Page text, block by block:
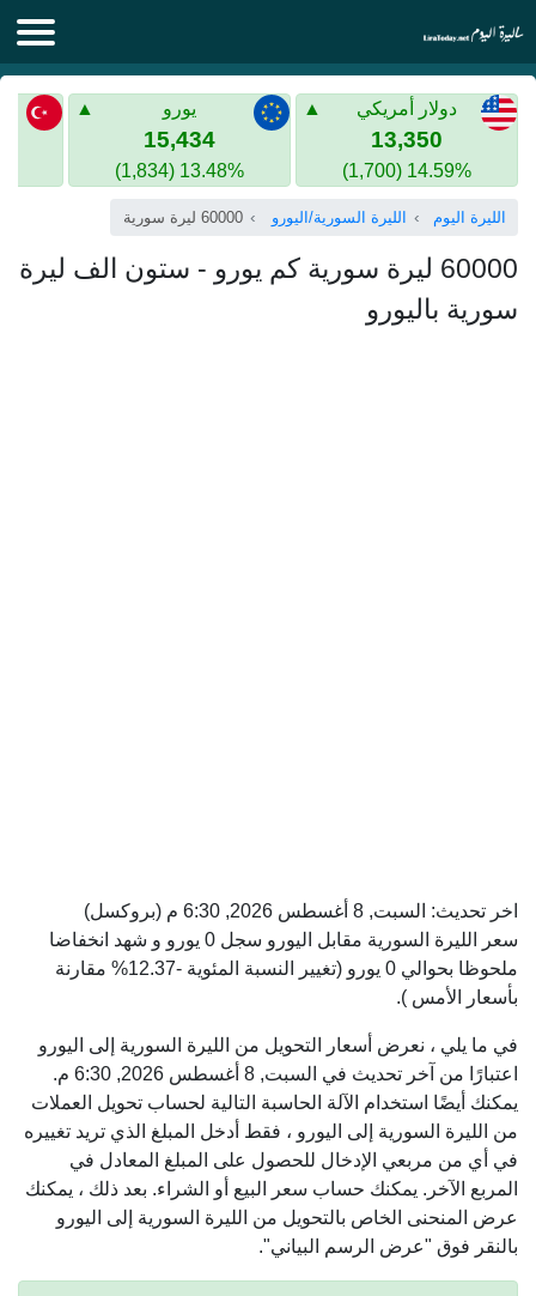
الليرة اليوم
الليرة السورية
الذهب في سوريا
الليرة التركية
الليرة التركية
الذهب في تركيا
اليورو الى الليرة التركية
دولار أمريكي
13,350
14.59% (1,700)
يورو
15,434
13.48% (1,834)
الليرة اليوم الليرة السورية/اليورو 60000 ليرة سورية
60000 ليرة سورية كم يورو - ستون الف ليرة
سورية باليورو
اخر تحديث: السبت, 8 أغسطس 2026, 6:30 م
(بروكسل)
سعر الليرة السورية مقابل اليورو سجل 0 يورو و شهد انخفاضا
ملحوظا بحوالي 0 يورو (تغيير النسبة المئوية -12.37% مقارنة
بأسعار الأمس ).
في ما يلي ، نعرض أسعار التحويل من الليرة السورية إلى اليورو
اعتبارًا من آخر تحديث في السبت, 8 أغسطس 2026, 6:30 م.
يمكنك أيضًا استخدام الآلة الحاسبة التالية لحساب تحويل العملات
من الليرة السورية إلى اليورو ، فقط أدخل المبلغ الذي تريد تغييره
في أي من مربعي الإدخال للحصول على المبلغ المعادل في
المربع الآخر. يمكنك حساب سعر البيع أو الشراء. بعد ذلك ، يمكنك
عرض المنحنى الخاص بالتحويل من الليرة السورية إلى اليورو
بالنقر فوق "عرض الرسم البياني".